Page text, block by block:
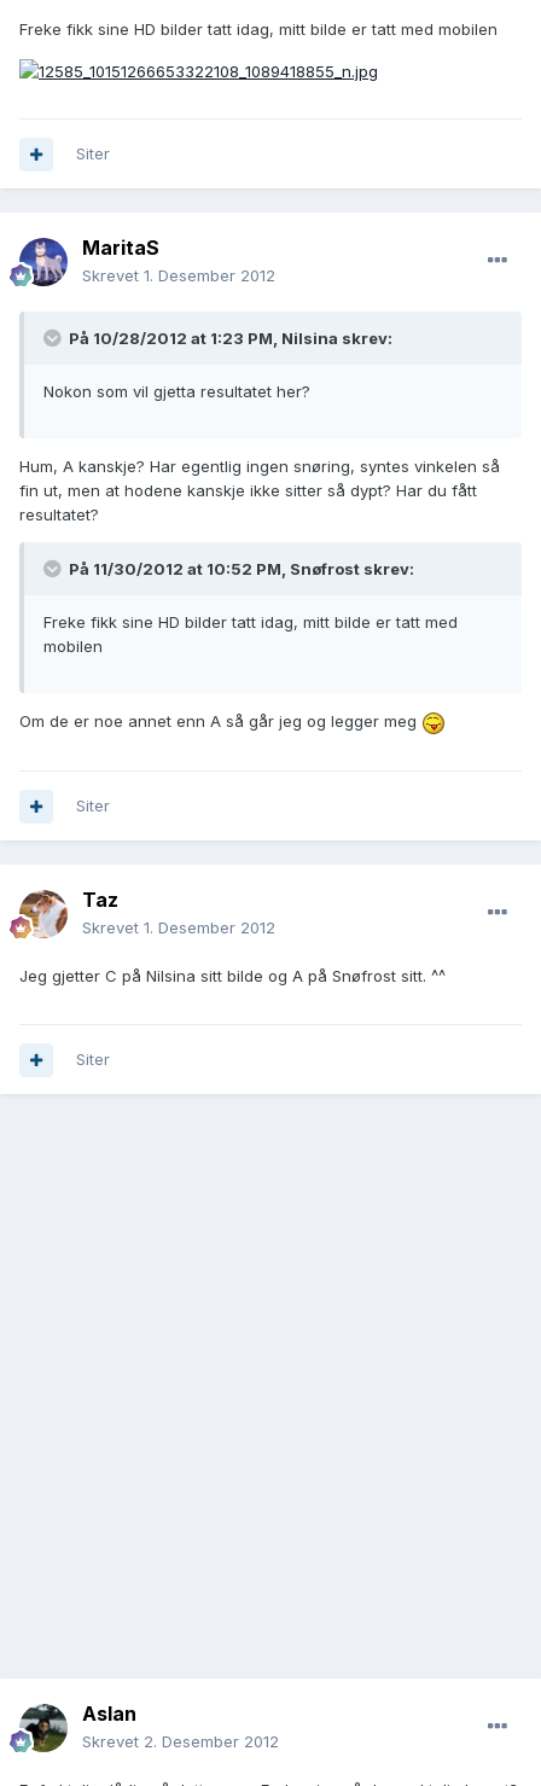
Freke fikk sine HD bilder tatt idag, mitt bilde er tatt med mobilen
Siter
MaritaS
Skrevet 1. Desember 2012
På 10/28/2012 at 1:23 PM, Nilsina skrev:
Nokon som vil gjetta resultatet her?
Hum, A kanskje? Har egentlig ingen snøring, syntes vinkelen så
fin ut, men at hodene kanskje ikke sitter så dypt? Har du fått
resultatet?
På 11/30/2012 at 10:52 PM, Snøfrost skrev:
Freke fikk sine HD bilder tatt idag, mitt bilde er tatt med
mobilen
Om de er noe annet enn A så går jeg og legger meg
Siter
Taz
Skrevet 1. Desember 2012
Jeg gjetter C på Nilsina sitt bilde og A på Snøfrost sitt. ^^
Siter
Aslan
Skrevet 2. Desember 2012